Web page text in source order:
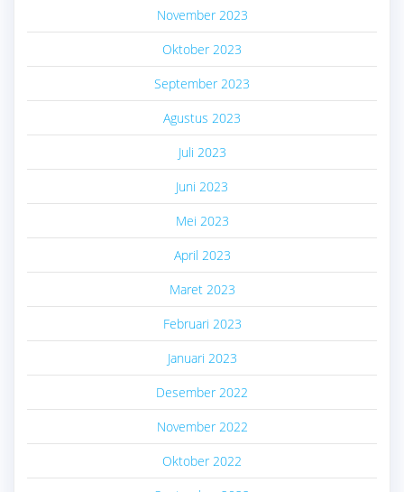
November 2023
Oktober 2023
September 2023
Agustus 2023
Juli 2023
Juni 2023
Mei 2023
April 2023
Maret 2023
Februari 2023
Januari 2023
Desember 2022
November 2022
Oktober 2022